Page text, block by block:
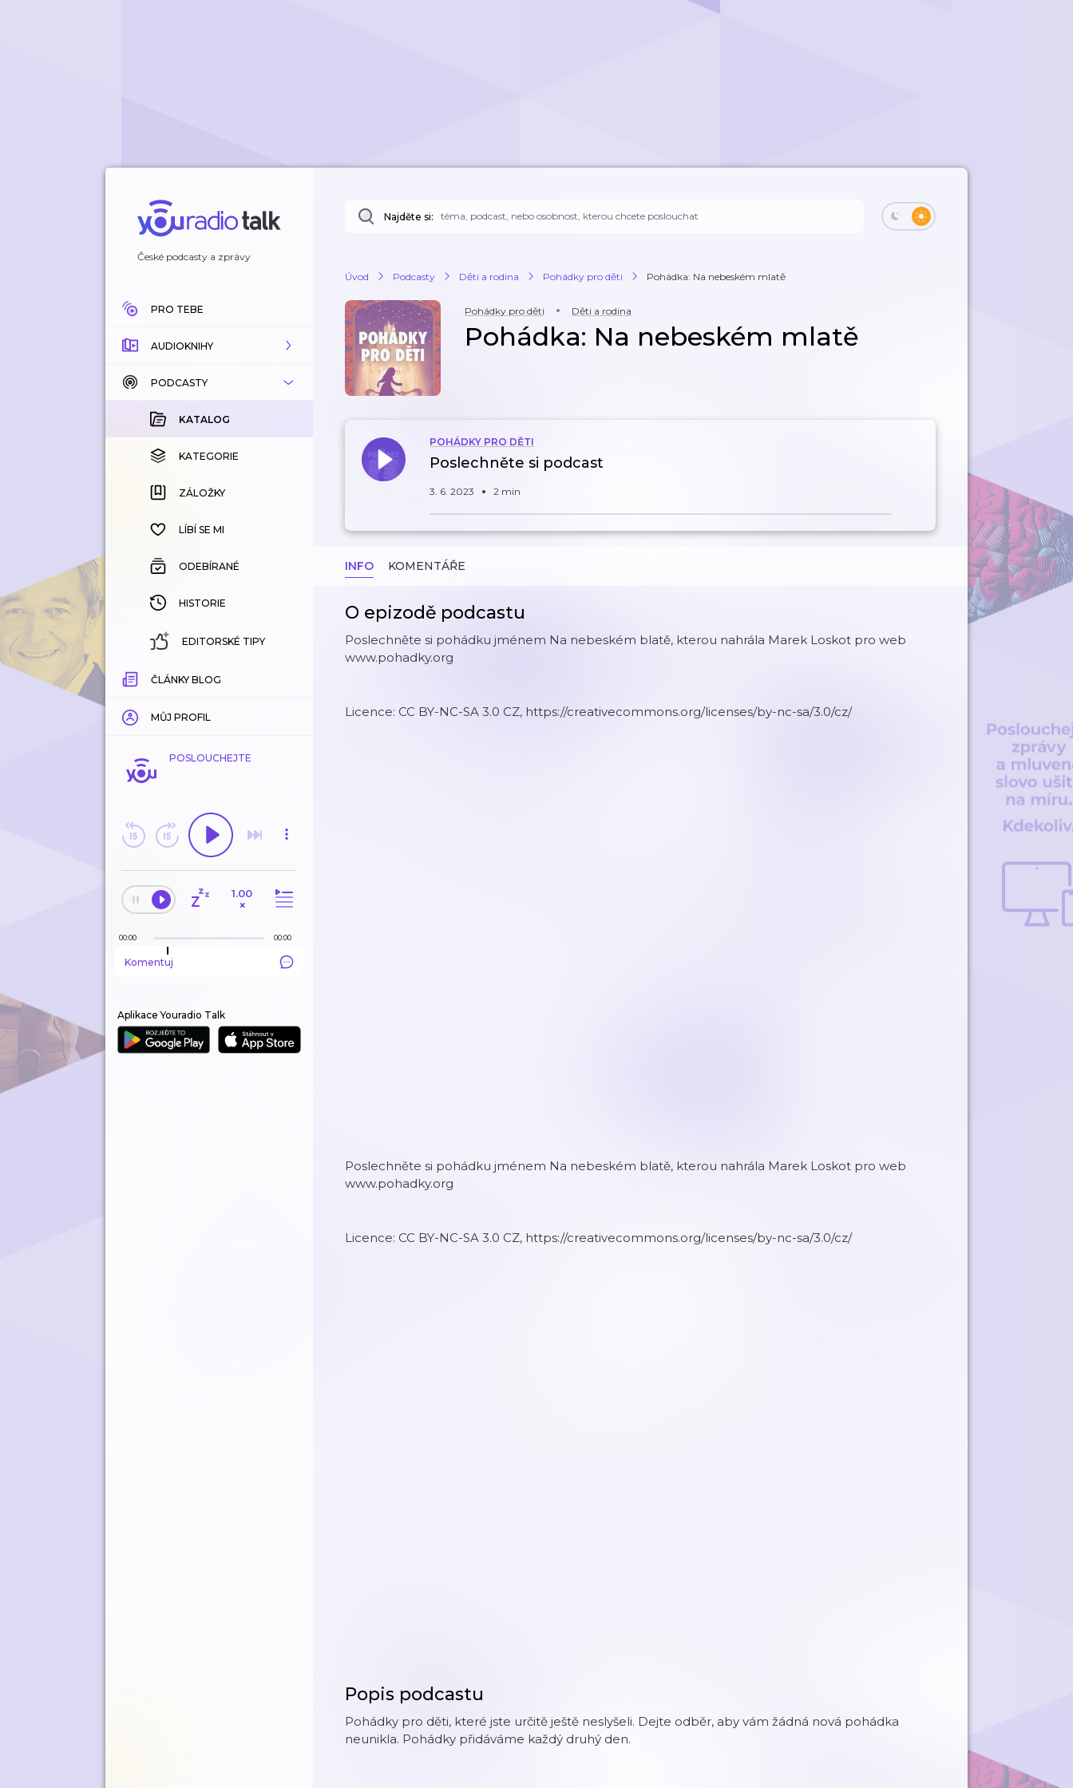
České podcasty a zprávy
PRO TEBE
AUDIOKNIHY
KATALOG
KOUPENÉ
KATEGORIE
ZÁLOŽKY
HISTORIE
PODCASTY
KATALOG
KATEGORIE
ZÁLOŽKY
LÍBÍ SE MI
ODEBÍRANÉ
HISTORIE
EDITORSKÉ TIPY
ČLÁNKY BLOG
MŮJ PROFIL
POSLOUCHEJTE
1.00
×
00:00 00:00
Komentuj
Aplikace Youradio Talk
Najděte si:
Úvod Podcasty Děti a rodina Pohádky pro děti Pohádka: Na nebeském mlatě
Pohádky pro děti Děti a rodina
Pohádka: Na nebeském mlatě
POHÁDKY PRO DĚTI
Poslechněte si podcast
3. 6. 2023 2 min
INFO KOMENTÁŘE
O epizodě podcastu
Poslechněte si pohádku jménem Na nebeském blatě, kterou nahrála Marek Loskot pro web
www.pohadky.org
Licence: CC BY-NC-SA 3.0 CZ, https://creativecommons.org/licenses/by-nc-sa/3.0/cz/
Poslechněte si pohádku jménem Na nebeském blatě, kterou nahrála Marek Loskot pro web
www.pohadky.org
Licence: CC BY-NC-SA 3.0 CZ, https://creativecommons.org/licenses/by-nc-sa/3.0/cz/
Popis podcastu
Pohádky pro děti, které jste určitě ještě neslyšeli. Dejte odběr, aby vám žádná nová pohádka
neunikla. Pohádky přidáváme každý druhý den.